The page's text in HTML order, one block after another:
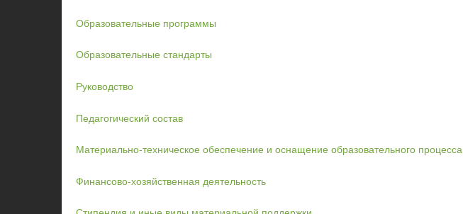
Образовательные программы
Образовательные стандарты
Руководство
Педагогический состав
Материально-техническое обеспечение и оснащение образовательного процесса
Финансово-хозяйственная деятельность